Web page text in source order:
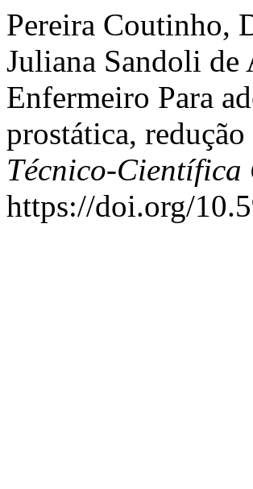
Pereira Coutinho,
Juliana Sandoli de
Enfermeiro Para
prostática,
Técnico-Científica
https://doi.org/